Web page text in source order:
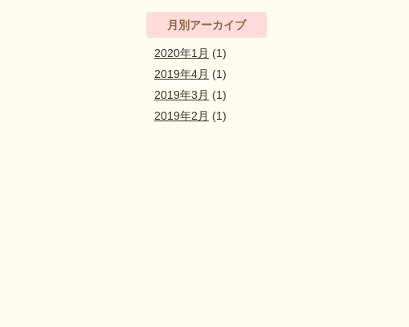
月別アーカイブ
2020年1月 (1)
2019年4月 (1)
2019年3月 (1)
2019年2月 (1)